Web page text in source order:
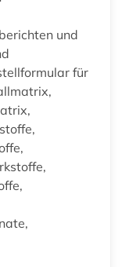
und
für